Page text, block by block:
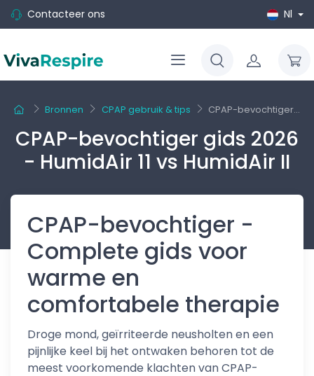
Contacteer ons Nl
Bronnen CPAP gebruik & tips CPAP-bevochtiger...
CPAP-bevochtiger gids 2026
- HumidAir 11 vs HumidAir II
CPAP-bevochtiger -
Complete gids voor
warme en
comfortabele therapie
Droge mond, geïrriteerde neusholten en een
pijnlijke keel bij het ontwaken behoren tot de
meest voorkomende klachten van CPAP-